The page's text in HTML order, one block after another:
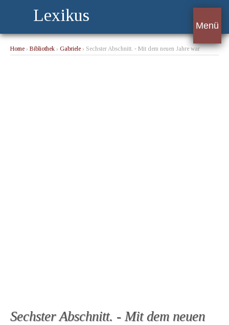
Lexikus
Menü
Home › Bibliothek › Gabriele › Sechster Abschnitt. - Mit dem neuen Jahre war
Sechster Abschnitt. - Mit dem neuen